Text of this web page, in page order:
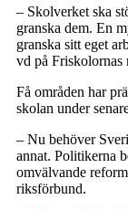
– Skolverket ska
granska dem. En
granska sitt eget
vd på Friskolornas
Få områden har
skolan under
– Nu behöver
annat. Politikerna
omvälvande
riksförbund.